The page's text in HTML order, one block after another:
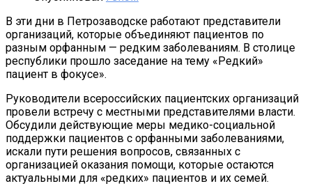
В эти дни в Петрозаводске работают представители
организаций, которые объединяют пациентов по
разным орфанным — редким заболеваниям. В столице
республики прошло заседание на тему «Редкий»
пациент в фокусе».
Руководители всероссийских пациентских организаций
провели встречу с местными представителями власти.
Обсудили действующие меры медико-социальной
поддержки пациентов с орфанными заболеваниями,
искали пути решения вопросов, связанных с
организацией оказания помощи, которые остаются
актуальными для «редких» пациентов и их семей.